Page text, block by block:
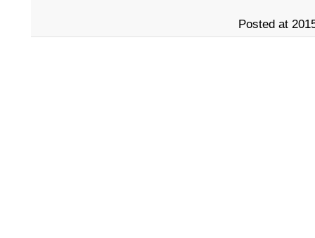
Posted at